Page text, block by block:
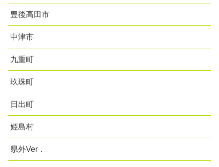
豊後高田市
中津市
九重町
玖珠町
日出町
姫島村
県外Ver．